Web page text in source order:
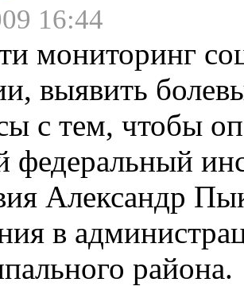
16:44
мониторинг
выявить
с тем, чтобы
федеральный
Александр
в
района.